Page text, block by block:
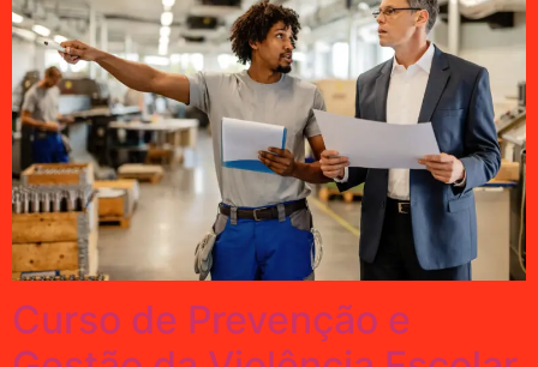
Curso de Prevenção e